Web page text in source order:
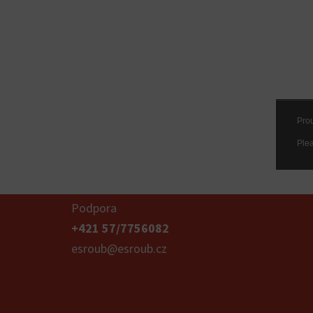
Podpora
+421 57/7756082
esroub@esroub.cz